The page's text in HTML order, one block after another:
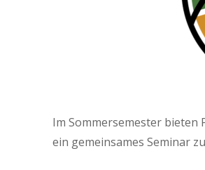
Im Sommersemester bieten
ein gemeinsames Seminar